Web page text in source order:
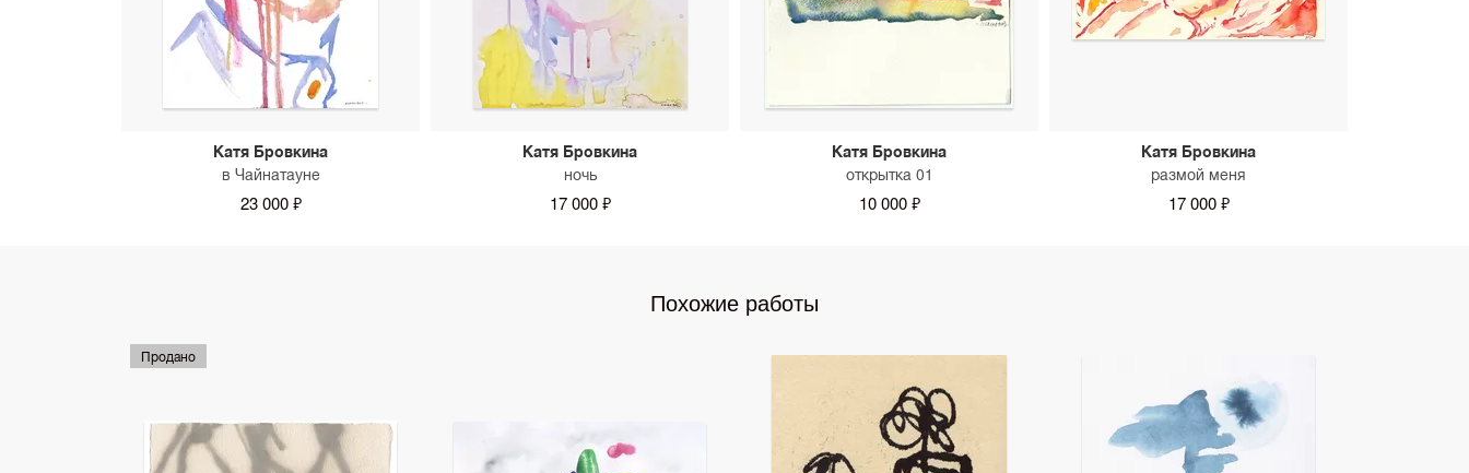
Катя Бровкина
в Чайнатауне
23 000 ₽
Катя Бровкина
ночь
17 000 ₽
Катя Бровкина
открытка 01
10 000 ₽
Катя Бровкина
размой меня
17 000 ₽
Похожие работы
Продано